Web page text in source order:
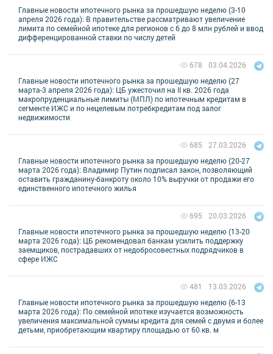
Главные новости ипотечного рынка за прошедшую неделю (3-10
апреля 2026 года): В правительстве рассматривают увеличение
лимита по семейной ипотеке для регионов с 6 до 8 млн рублей и ввод
дифференцированной ставки по числу детей
Главные новости ипотечного рынка за прошедшую неделю (27
марта-3 апреля 2026 года): ЦБ ужесточил на II кв. 2026 года
макропруденциальные лимиты (МПЛ) по ипотечным кредитам в
сегменте ИЖС и по нецелевым потребкредитам под залог
недвижимости
03.04.2026
678
Главные новости ипотечного рынка за прошедшую неделю (20-27
марта 2026 года): Владимир Путин подписал закон, позволяющий
оставить гражданину-банкроту около 10% выручки от продажи его
единственного ипотечного жилья
27.03.2026
685
Главные новости ипотечного рынка за прошедшую неделю (13-20
марта 2026 года): ЦБ рекомендовал банкам усилить поддержку
заемщиков, пострадавших от недобросовестных подрядчиков в
сфере ИЖС
20.03.2026
695
Главные новости ипотечного рынка за прошедшую неделю (6-13
марта 2026 года): По семейной ипотеке изучается возможность
увеличения максимальной суммы кредита для семей с двумя и более
детьми, приобретающим квартиру площадью от 60 кв. м
13.03.2026
481